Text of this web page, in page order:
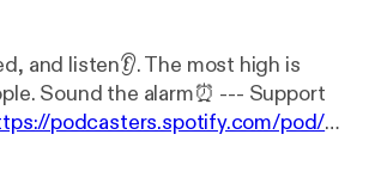
and listen👂. The most high is
the alarm⏰ --- Support
podcasters.spotify.com/pod/s